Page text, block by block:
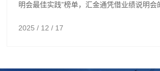
明会最佳实践”榜单，汇金通凭借业绩说明会
2025 / 12 / 17